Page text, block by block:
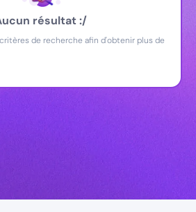
résultat :/
de recherche afin d'obtenir plus de